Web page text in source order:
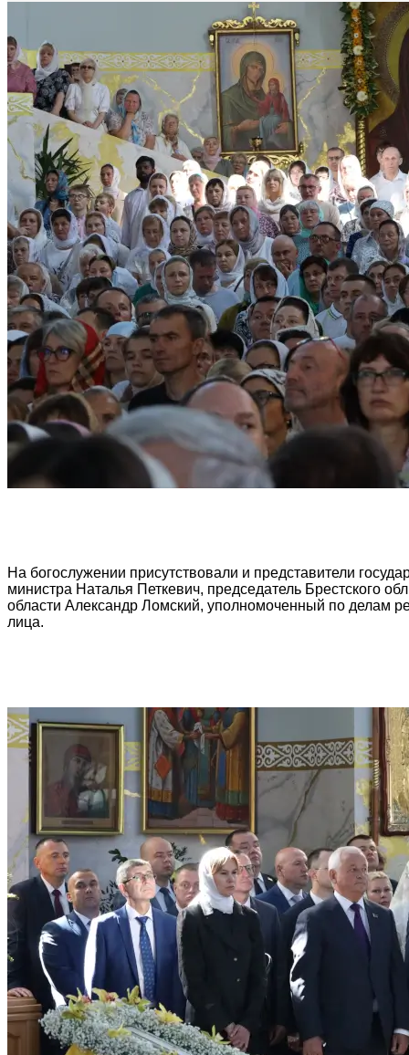
На богослужении присутствовали и представители
министра Наталья Петкевич, председатель Брестского
области Александр Ломский, уполномоченный по делам
лица.